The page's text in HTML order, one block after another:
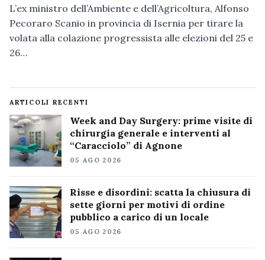
L’ex ministro dell’Ambiente e dell’Agricoltura, Alfonso
Pecoraro Scanio in provincia di Isernia per tirare la
volata alla colazione progressista alle elezioni del 25 e
26…
ARTICOLI RECENTI
Week and Day Surgery: prime visite di
chirurgia generale e interventi al
“Caracciolo” di Agnone
05 AGO 2026
Risse e disordini: scatta la chiusura di
sette giorni per motivi di ordine
pubblico a carico di un locale
05 AGO 2026